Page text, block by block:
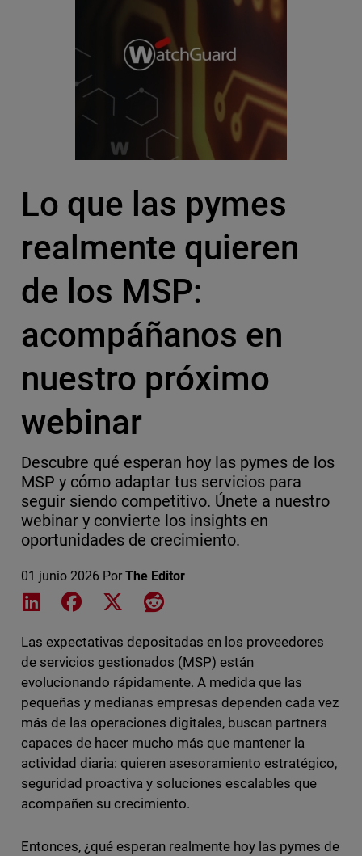
Lo que las pymes
realmente quieren
de los MSP:
acompáñanos en
nuestro próximo
webinar
Descubre qué esperan hoy las pymes de los
MSP y cómo adaptar tus servicios para
seguir siendo competitivo. Únete a nuestro
webinar y convierte los insights en
oportunidades de crecimiento.
01 junio 2026 Por The Editor
Share on LinkedIn
Share on Facebook
Share on XShare on Reddit
Las expectativas depositadas en los proveedores
de servicios gestionados (MSP) están
evolucionando rápidamente. A medida que las
pequeñas y medianas empresas dependen cada vez
más de las operaciones digitales, buscan partners
capaces de hacer mucho más que mantener la
actividad diaria: quieren asesoramiento estratégico,
seguridad proactiva y soluciones escalables que
acompañen su crecimiento.
Entonces, ¿qué esperan realmente hoy las pymes de